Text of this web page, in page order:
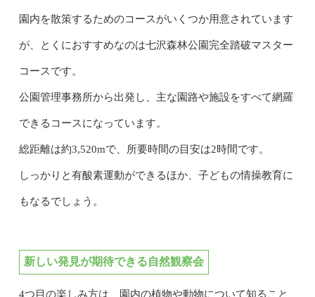
園内を散策するためのコースがいくつか用意されています
が、とくにおすすめなのは七沢森林公園完全踏破マスター
コースです。
公園管理事務所から出発し、主な園路や施設をすべて網羅
できるコースになっています。
総距離は約3,520mで、所要時間の目安は2時間です。
しっかりと有酸素運動ができるほか、子どもの情操教育に
もなるでしょう。
新しい発見が期待できる自然観察会
4つ目の楽しみ方は、園内の植物や動物について知ること